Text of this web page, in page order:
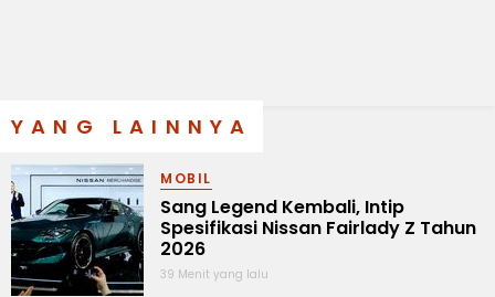
YANG LAINNYA
MOBIL
Sang Legend Kembali, Intip
Spesifikasi Nissan Fairlady Z Tahun
2026
39 Menit yang lalu